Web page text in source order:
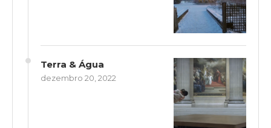
Terra & Água
dezembro 20, 2022